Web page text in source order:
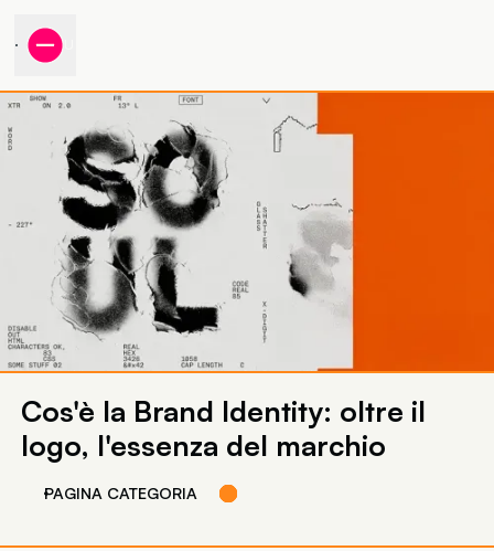
MENU
Cos'è la Brand Identity: oltre il
logo, l'essenza del marchio
PAGINA CATEGORIA